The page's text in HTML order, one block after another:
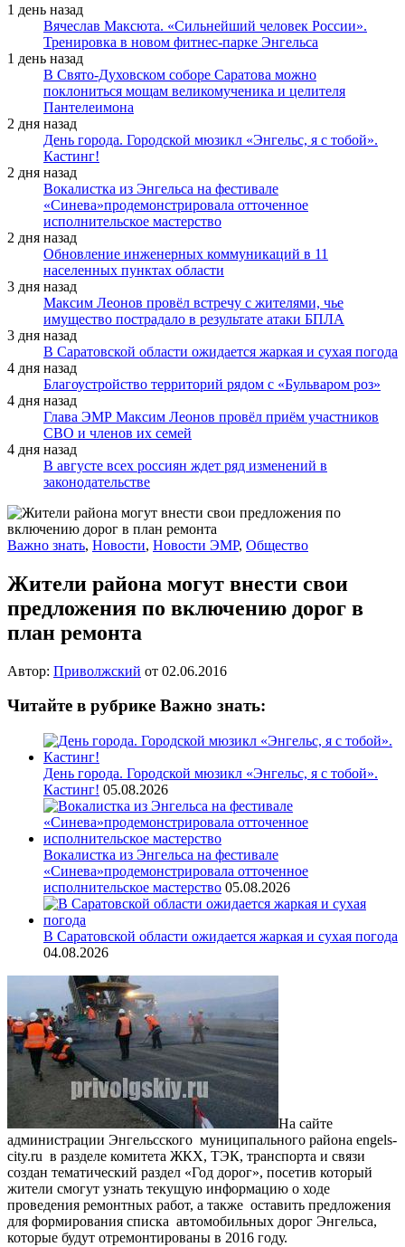
1 день назад
Вячеслав Максюта. «Сильнейший человек России».
Тренировка в новом фитнес-парке Энгельса
1 день назад
В Свято-Духовском соборе Саратова можно
поклониться мощам великомученика и целителя
Пантелеимона
2 дня назад
День города. Городской мюзикл «Энгельс, я с тобой».
Кастинг!
2 дня назад
Вокалистка из Энгельса на фестивале
«Синева»продемонстрировала отточенное
исполнительское мастерство
2 дня назад
Обновление инженерных коммуникаций в 11
населенных пунктах области
3 дня назад
Максим Леонов провёл встречу с жителями, чье
имущество пострадало в результате атаки БПЛА
3 дня назад
В Саратовской области ожидается жаркая и сухая погода
4 дня назад
Благоустройство территорий рядом с «Бульваром роз»
4 дня назад
Глава ЭМР Максим Леонов провёл приём участников
СВО и членов их семей
4 дня назад
В августе всех россиян ждет ряд изменений в
законодательстве
Важно знать, Новости, Новости ЭМР, Общество
Жители района могут внести свои
предложения по включению дорог в
план ремонта
Автор: Приволжский от 02.06.2016
Читайте в рубрике Важно знать:
День города. Городской мюзикл «Энгельс, я с тобой».
Кастинг! 05.08.2026
Вокалистка из Энгельса на фестивале
«Синева»продемонстрировала отточенное
исполнительское мастерство 05.08.2026
В Саратовской области ожидается жаркая и сухая погода
04.08.2026
На сайте
администрации Энгельсского муниципального района engels-
city.ru в разделе комитета ЖКХ, ТЭК, транспорта и связи
создан тематический раздел «Год дорог», посетив который
жители смогут узнать текущую информацию о ходе
проведения ремонтных работ, а также оставить предложения
для формирования списка автомобильных дорог Энгельса,
которые будут отремонтированы в 2016 году.